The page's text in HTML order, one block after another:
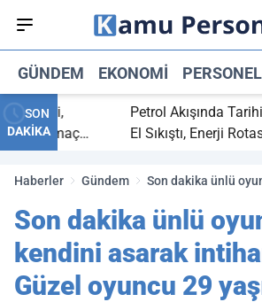
GÜNDEM EKONOMI
SON
DAKİKA
bitti,
maç
Petrol Akışında Tarihi
El Sıkıştı, Enerji Rotası
Haberler Gündem
Son dakika ünlü
hayatını kaybetti:
Son dakika ünlü
kendini asarak
Güzel oyuncu 29